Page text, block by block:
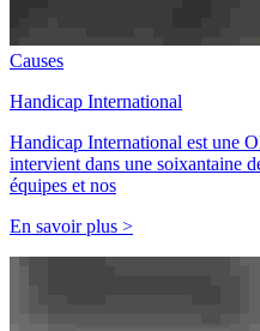
Causes
Handicap International
Handicap International est une
intervient dans une soixantaine
équipes et nos
En savoir plus >